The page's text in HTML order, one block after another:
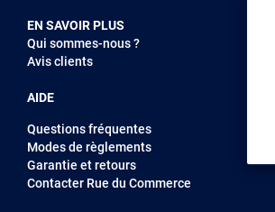
EN SAVOIR PLUS
Qui sommes-nous ?
Avis clients
AIDE
Questions fréquentes
Modes de règlements
Garantie et retours
Contacter Rue du Commerce